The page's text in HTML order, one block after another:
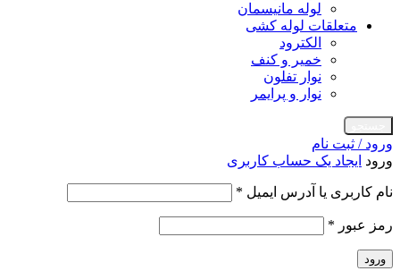
لوله مانیسمان
متعلقات لوله کشی
الکترود
خمیر و کنف
نوار تفلون
نوار و پرایمر
ورود / ثبت نام
ورود ایجاد یک حساب کاربری
نام کاربری یا آدرس ایمیل *
رمز عبور *
ورود